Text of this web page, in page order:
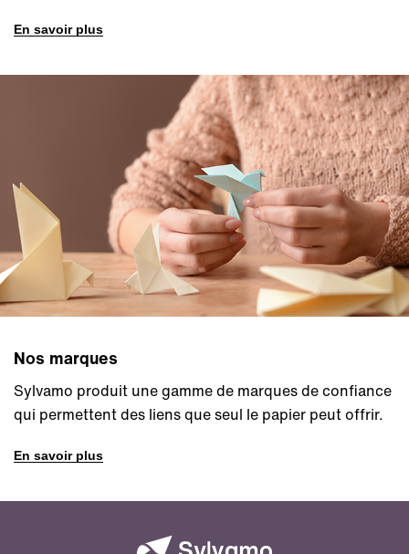
En savoir plus
Nos marques
Sylvamo produit une gamme de marques de confiance
qui permettent des liens que seul le papier peut offrir.
En savoir plus